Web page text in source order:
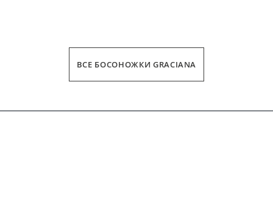
ВСЕ БОСОНОЖКИ GRACIANA